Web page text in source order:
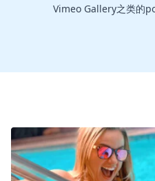
Vimeo Gallery之类的